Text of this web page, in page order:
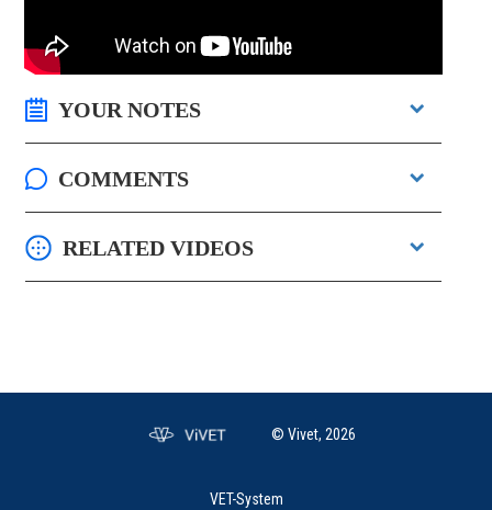
YOUR NOTES
COMMENTS
RELATED VIDEOS
© Vivet, 2026
VET-System